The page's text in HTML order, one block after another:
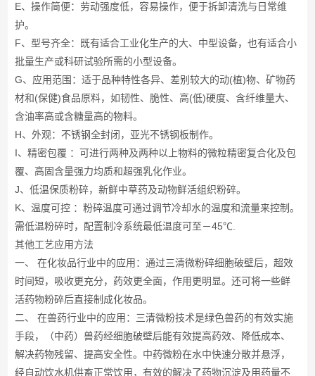
E、操作简便：劳动强度低，容易操作，便于拆卸清洗与日常维
护。
F、型号齐全：既有适合工业化生产的大、中型设备，也有适合小
批量生产或科研试验所需的小型设备。
G、应用范围：适于品种特性各异、差别较大的动(植)物、矿物药
材和(保健)食品原料，如韧性、脆性、高(低)硬度、含纤维量大、
含油率高或含糖量高的物料。
H、外观：不锈钢全封闭，亚光不锈钢板制作。
I、精密包覆 ：可进行两种及两种以上物料的微粒精密复合化及包
覆、高固含量强力均质和超强乳化作业。
J、低温保质粉碎，新鲜中草药及动物鲜活组织粉碎。
K、温度可控 ：粉碎温度可通过调节冷却水的温度和流量来控制。
需低温粉碎时，配置制冷系统最低温度可至－45℃.
其他工艺应用方法
一、 在化妆品行业中的应用：通过三清微粉碎细胞破壁后，超效
时间短，吸收更充分，药效更全面，作用更明显。还可将一些鲜
活药物粉碎后直接制成化妆品。
二、 在兽药行业中的应用：三清微粉技术是绿色兽药的有效实施
手段，（中药）兽药经细胞破壁后能有效提高药效、降低成本、
解决药物残留、提高安全性。中药微粉在水中快速分散并悬浮，
经自动饮水机供畜正常饮用，有效的解决了药物沉淀及用药量不